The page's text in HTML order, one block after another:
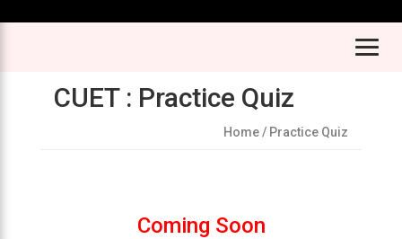
CUET : Practice Quiz
Home/ Practice Quiz
Coming Soon